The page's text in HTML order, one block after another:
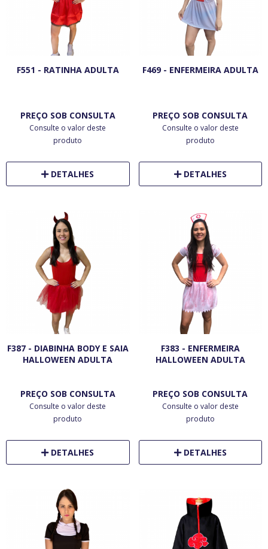
F551 - RATINHA ADULTA
PREÇO SOB CONSULTA
Consulte o valor deste
produto
DETALHES
F469 - ENFERMEIRA ADULTA
PREÇO SOB CONSULTA
Consulte o valor deste
produto
DETALHES
F387 - DIABINHA BODY E SAIA
HALLOWEEN ADULTA
PREÇO SOB CONSULTA
Consulte o valor deste
produto
DETALHES
F383 - ENFERMEIRA
HALLOWEEN ADULTA
PREÇO SOB CONSULTA
Consulte o valor deste
produto
DETALHES